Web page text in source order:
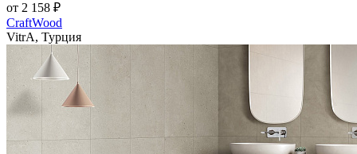
от 2 158 ₽
CraftWood
VitrA, Турция